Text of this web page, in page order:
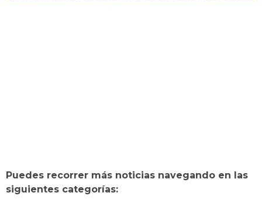
Puedes recorrer más noticias navegando en las
siguientes categorías: